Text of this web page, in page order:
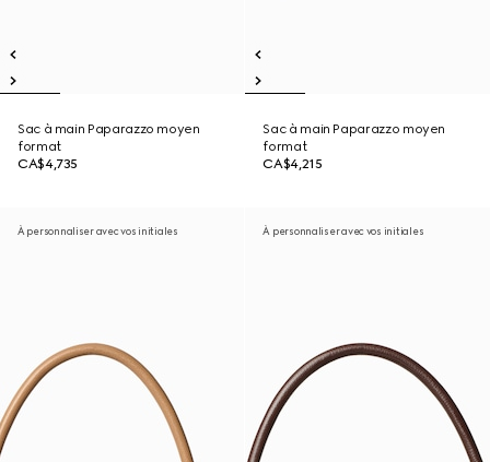
Sac à main Paparazzo moyen
format
CA$4,735
Sac à main Paparazzo moyen
format
CA$4,215
À personnaliser avec vos initiales À personnaliser avec vos initiales